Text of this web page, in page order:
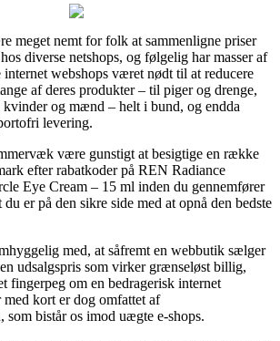
meget nemt for folk at sammenligne priser
diverse netshops, og følgelig har masser af
webshops været nødt til at reducere
af deres produkter – til piger og drenge,
og mænd – helt i bund, og endda
levering.
være gunstigt at besigtige en række
efter rabatkoder på REN Radiance
Eye Cream – 15 ml inden du gennemfører
du er på den sikre side med at opnå den bedste
med, at såfremt en webbutik sælger
udsalgspris som virker grænseløst billig,
fingerpeg om en bedragerisk internet
kort er dog omfattet af
som bistår os imod uægte e-shops.